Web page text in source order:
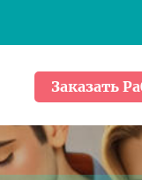
Заказать